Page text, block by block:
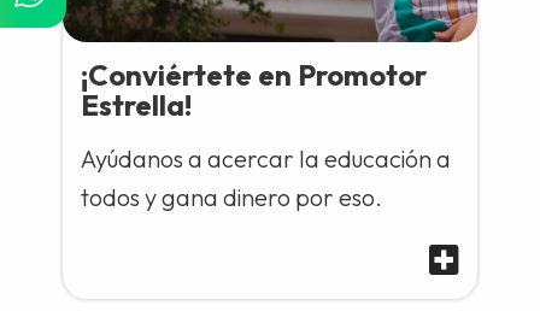
¡Conviértete en Promotor
Estrella!
Ayúdanos a acercar la educación a
todos y gana dinero por eso.